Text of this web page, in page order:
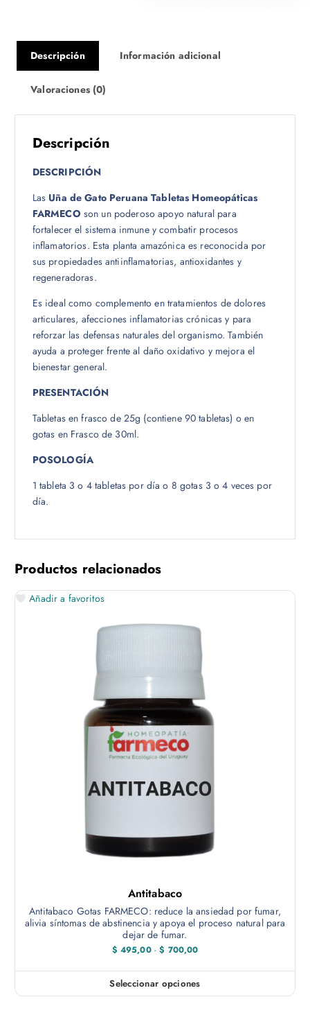
Descripción Información adicional
Valoraciones (0)
Descripción
DESCRIPCIÓN
Las Uña de Gato Peruana Tabletas Homeopáticas
FARMECO son un poderoso apoyo natural para
fortalecer el sistema inmune y combatir procesos
inflamatorios. Esta planta amazónica es reconocida por
sus propiedades antiinflamatorias, antioxidantes y
regeneradoras.
Es ideal como complemento en tratamientos de dolores
articulares, afecciones inflamatorias crónicas y para
reforzar las defensas naturales del organismo. También
ayuda a proteger frente al daño oxidativo y mejora el
bienestar general.
PRESENTACIÓN
Tabletas en frasco de 25g (contiene 90 tabletas) o en
gotas en Frasco de 30ml.
POSOLOGÍA
1 tableta 3 o 4 tabletas por día o 8 gotas 3 o 4 veces por
día.
Productos relacionados
Añadir a favoritos
Antitabaco
Antitabaco Gotas FARMECO: reduce la ansiedad por fumar,
alivia síntomas de abstinencia y apoya el proceso natural para
dejar de fumar.
$ 495,00 - $ 700,00R
n
g
o
Seleccionar opciones
E